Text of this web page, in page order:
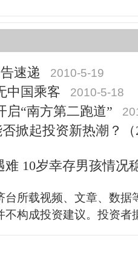
速递 2010-5-19
中国乘客 2010-5-18
启“南方第二跑道”
掀起投资新热潮？（
难 10岁幸存男孩情况
台所载视频、文章、数据
不构成投资建议。投资者